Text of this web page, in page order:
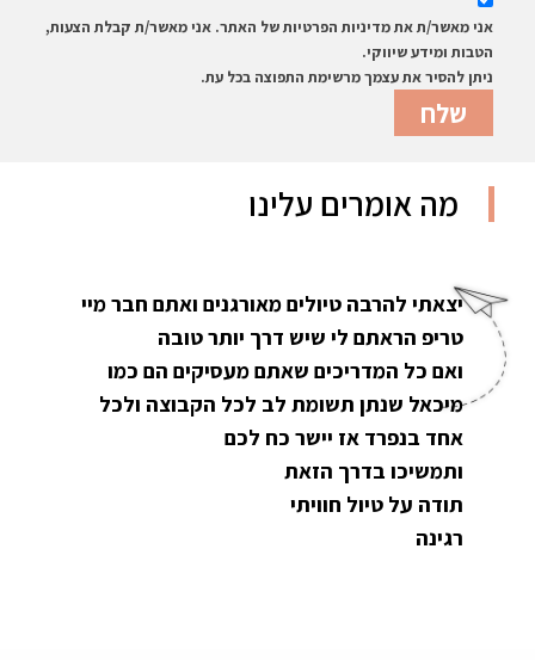
אני מאשר/ת את מדיניות הפרטיות של האתר. אני מאשר/ת קבלת הצעות,
הטבות ומידע שיווקי.
ניתן להסיר את עצמך מרשימת התפוצה בכל עת.
מה אומרים עלינו
יצאתי להרבה טיולים מאורגנים ואתם חבר מיי
טריפ הראתם לי שיש דרך יותר טובה
ואם כל המדריכים שאתם מעסיקים הם כמו
מיכאל שנתן תשומת לב לכל הקבוצה ולכל
אחד בנפרד אז יישר כח לכם
ותמשיכו בדרך הזאת
תודה על טיול חוויתי
רגינה